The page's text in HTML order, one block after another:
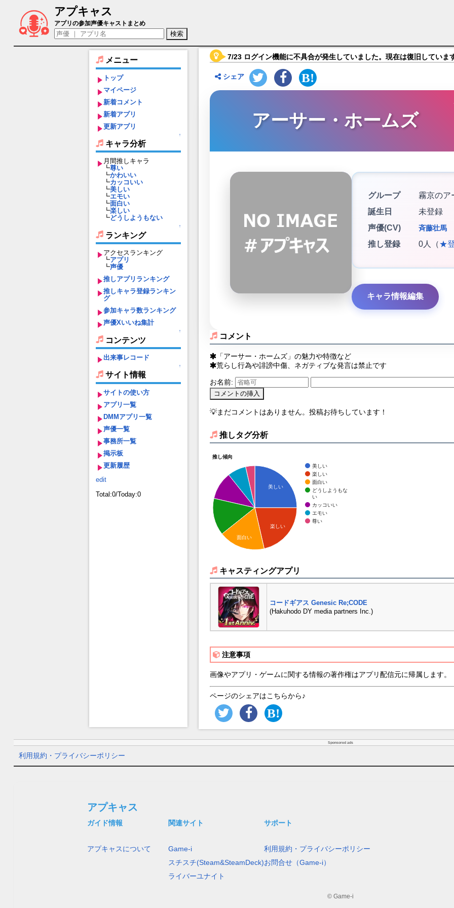
アプキャス
アーサー・ホームズ（声優：斉藤壮馬)【コードギアス Genesic Re;CODE】キャラ紹介
アプリの参加声優キャストまとめ
メニュー
トップ
マイページ
新着コメント
新着アプリ
更新アプリ
↑
キャラ分析
月間推しキャラ
┗尊い
┗かわいい
┗カッコいい
┗美しい
┗エモい
┗面白い
┗楽しい
┗どうしようもない
↑
ランキング
アクセスランキング
┗アプリ
┗声優
推しアプリランキング
推しキャラ登録ランキン
グ
参加キャラ数ランキング
声優Xいいね集計
↑
コンテンツ
出来事レコード
↑
サイト情報
サイトの使い方
アプリ一覧
DMMアプリ一覧
声優一覧
事務所一覧
掲示板
更新履歴
edit
Total:0/Today:0
7/23 ログイン機能に不具合が発生していました。現在は復旧していま
シェア
アーサー・ホームズ
グループ
霧京のア
誕生日
未登録
声優(CV)
斉藤壮馬
推し登録 0人（★
キャラ情報編集
コメント
「アーサー・ホームズ」の魅力や特徴など
荒らし行為や誹謗中傷、ネガティブな発言は禁止です
お名前:
💡まだコメントはありません。投稿お待ちしています！
推しタグ分析
推し傾向
美しい
楽しい
面白い
どうしようもな
い
カッコいい
エモい
尊い
美しい
楽しい
面白い
キャスティングアプリ
コードギアス Genesic Re;CODE
(Hakuhodo DY media partners Inc.)
注意事項
画像やアプリ・ゲームに関する情報の著作権はアプリ配信元に帰属します。
ページのシェアはこちらから♪
Sponsored ads
利用規約・プライバシーポリシー
アプキャス
ガイド情報
アプキャスについて
関連サイト
Game-i
スチスチ(Steam&SteamDeck)
ライバーユナイト
サポート
利用規約・プライバシーポリシー
お問合せ（Game-i）
© Game-i